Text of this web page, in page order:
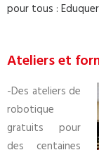
pour tous :
Ateliers et
-Des ateliers de
robotique
gratuits pour
des centaines